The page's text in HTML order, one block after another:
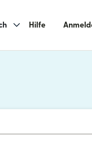
Hilfe
in einem neuen Fenster
in einem neuen Fenster